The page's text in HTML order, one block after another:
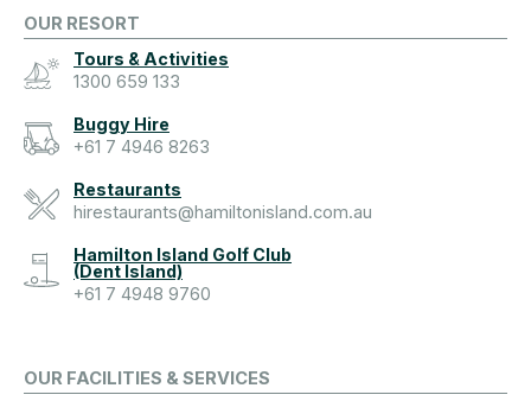
OUR RESORT
Tours & Activities
1300 659 133
Buggy Hire
+61 7 4946 8263
Restaurants
hirestaurants@hamiltonisland.com.au
Hamilton Island Golf Club
(Dent Island)
+61 7 4948 9760
OUR FACILITIES & SERVICES